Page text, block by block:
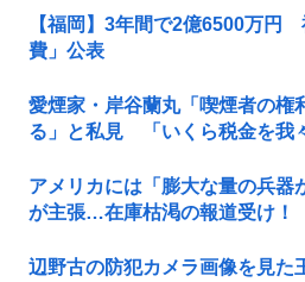
【福岡】3年間で2億6500万円
費」公表
愛煙家・岸谷蘭丸「喫煙者の権
る」と私見 「いくら税金を我
アメリカには「膨大な量の兵器
が主張…在庫枯渇の報道受け！
辺野古の防犯カメラ画像を見た